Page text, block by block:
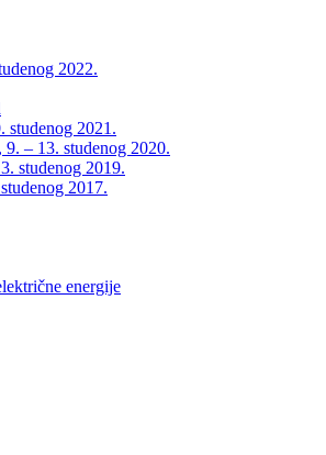
2022.
studenog 2021.
– 13. studenog 2020.
studenog 2019.
2017.
energije